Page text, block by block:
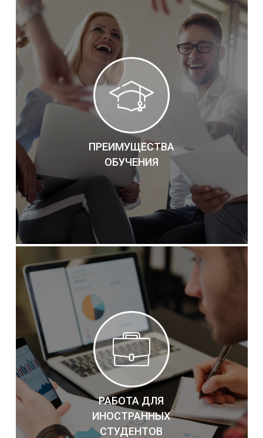
ПРЕИМУЩЕСТВА
ОБУЧЕНИЯ
РАБОТА ДЛЯ
ИНОСТРАННЫХ
СТУДЕНТОВ